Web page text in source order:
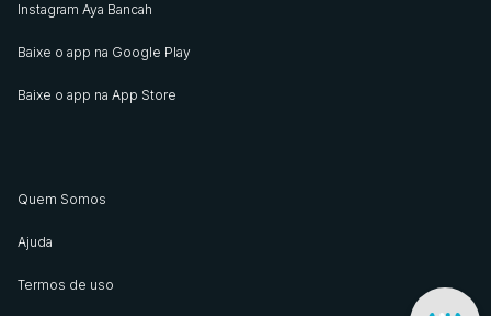
Instagram Aya Bancah
Baixe o app na Google Play
Baixe o app na App Store
Quem Somos
Ajuda
Termos de uso